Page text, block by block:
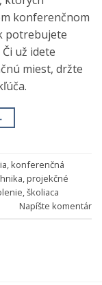
konferenčnom
potrebujete
už idete
miest, držte
,konferenčná
,projekčné
,školiaca
Napíšte komentár